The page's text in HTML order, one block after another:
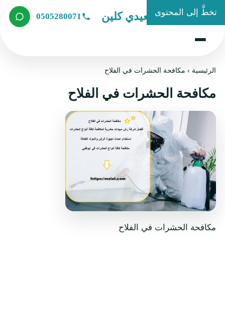
تخطَّ إلى المحتوى
شركة الصعيدي كلين 0505280071
الرئيسية ›مكافحة الحشرات في الفلاح
مكافحة الحشرات في الفلاح
مكافحة الحشرات في الفلاح